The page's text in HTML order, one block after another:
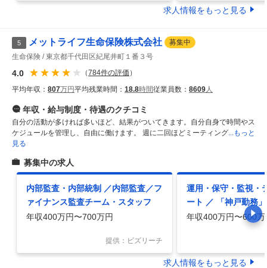
求人情報をもっと見る
5 メットライフ生命保険株式会社
募集中
生命保険
東京都千代田区紀尾井町１番３号
4.0 （784件の評価 ）
平均年収： 807万円平均残業時間： 18.8時間従業員数： 8609人
年収・給与制度・待遇のクチコミ
自分の活動が多ければ多いほど、結果がついてきます。自分自身で時間やス
ケジュールを管理し、自由に働けます。 週に二回ほどミーティング...もっと
見る
募集中の求人
内部監査・内部統制 ／内部監査／フ
ァイナンス監査チーム・スタッフ
年収400万円〜700万円
提供：ビズリーチ
運用・保守・監視・
ート ／ 「神戸勤務
echnology」社内SE
年収400万円〜600万
求人情報をもっと見る